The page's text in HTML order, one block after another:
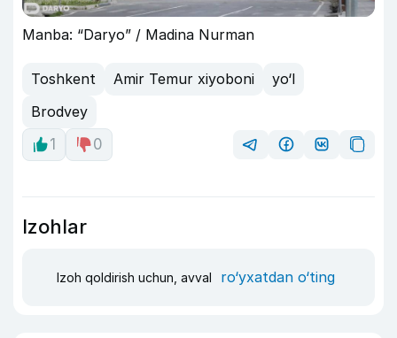
Manba: “Daryo” / Madina Nurman
Toshkent Amir Temur xiyoboni
yo‘l
Brodvey
1
0
Izohlar
Izoh qoldirish uchun, avval ro‘yxatdan o‘ting